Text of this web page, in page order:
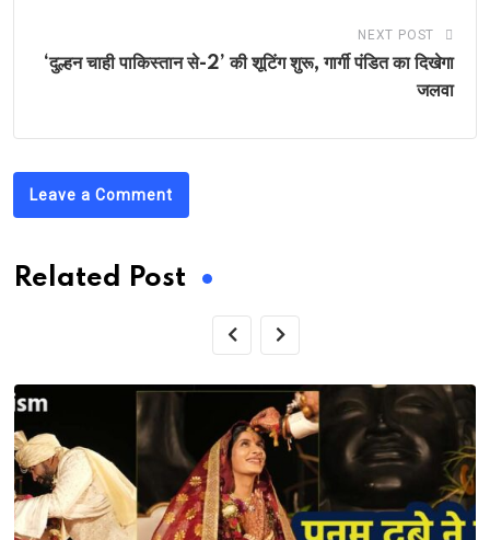
NEXT POST
‘दुल्हन चाही पाकिस्तान से-2’ की शूटिंग शुरू, गार्गी पंडित का दिखेगा
जलवा
Leave a Comment
Related Post